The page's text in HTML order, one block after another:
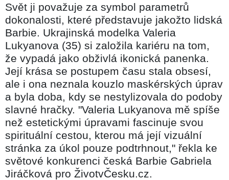
Svět ji považuje za symbol parametrů
dokonalosti, které představuje jakožto lidská
Barbie. Ukrajinská modelka Valeria
Lukyanova (35) si založila kariéru na tom,
že vypadá jako obživlá ikonická panenka.
Její krása se postupem času stala obsesí,
ale i ona neznala kouzlo maskérských úprav
a byla doba, kdy se nestylizovala do podoby
slavné hračky. "Valeria Lukyanova mě spíše
než estetickými úpravami fascinuje svou
spirituální cestou, kterou má její vizuální
stránka za úkol pouze podtrhnout," řekla ke
světové konkurenci česká Barbie Gabriela
Jiráčková pro ŽivotvČesku.cz.